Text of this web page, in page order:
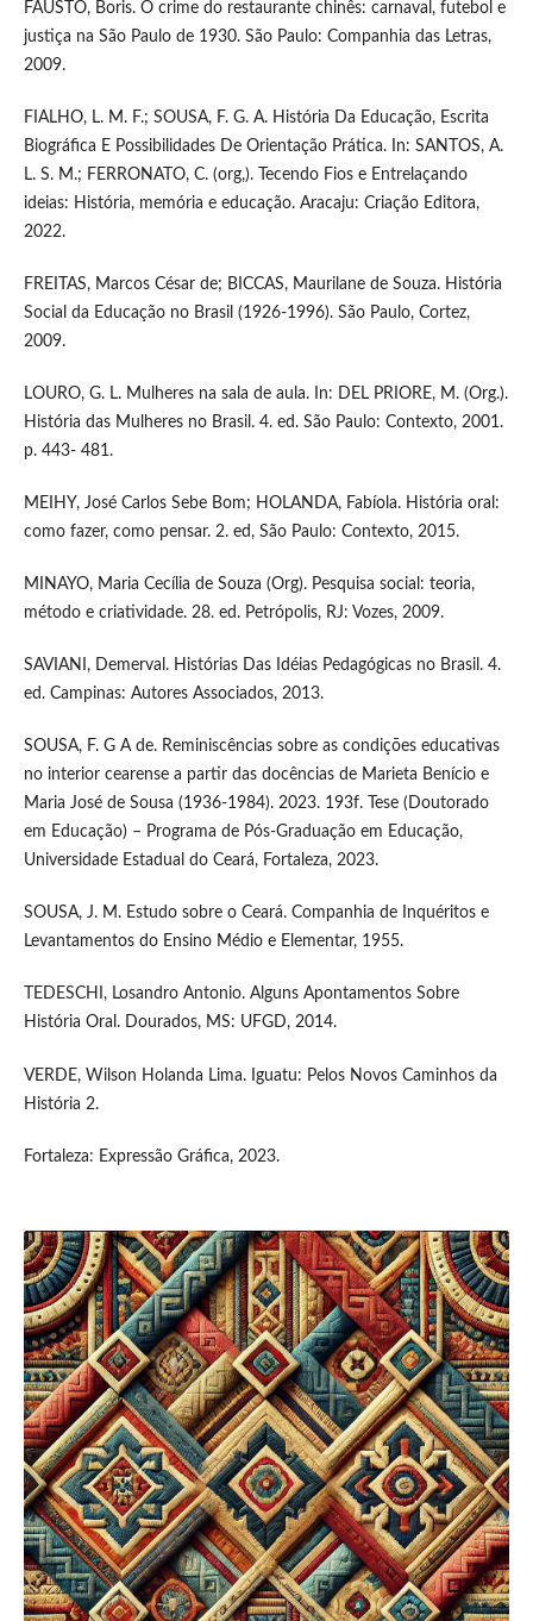
FAUSTO, Boris. O crime do restaurante chinês: carnaval, futebol e
justiça na São Paulo de 1930. São Paulo: Companhia das Letras,
2009.
FIALHO, L. M. F.; SOUSA, F. G. A. História Da Educação, Escrita
Biográfica E Possibilidades De Orientação Prática. In: SANTOS, A.
L. S. M.; FERRONATO, C. (org,). Tecendo Fios e Entrelaçando
ideias: História, memória e educação. Aracaju: Criação Editora,
2022.
FREITAS, Marcos César de; BICCAS, Maurilane de Souza. História
Social da Educação no Brasil (1926-1996). São Paulo, Cortez,
2009.
LOURO, G. L. Mulheres na sala de aula. In: DEL PRIORE, M. (Org.).
História das Mulheres no Brasil. 4. ed. São Paulo: Contexto, 2001.
p. 443- 481.
MEIHY, José Carlos Sebe Bom; HOLANDA, Fabíola. História oral:
como fazer, como pensar. 2. ed, São Paulo: Contexto, 2015.
MINAYO, Maria Cecília de Souza (Org). Pesquisa social: teoria,
método e criatividade. 28. ed. Petrópolis, RJ: Vozes, 2009.
SAVIANI, Demerval. Histórias Das Idéias Pedagógicas no Brasil. 4.
ed. Campinas: Autores Associados, 2013.
SOUSA, F. G A de. Reminiscências sobre as condições educativas
no interior cearense a partir das docências de Marieta Benício e
Maria José de Sousa (1936-1984). 2023. 193f. Tese (Doutorado
em Educação) – Programa de Pós-Graduação em Educação,
Universidade Estadual do Ceará, Fortaleza, 2023.
SOUSA, J. M. Estudo sobre o Ceará. Companhia de Inquéritos e
Levantamentos do Ensino Médio e Elementar, 1955.
TEDESCHI, Losandro Antonio. Alguns Apontamentos Sobre
História Oral. Dourados, MS: UFGD, 2014.
VERDE, Wilson Holanda Lima. Iguatu: Pelos Novos Caminhos da
História 2.
Fortaleza: Expressão Gráfica, 2023.